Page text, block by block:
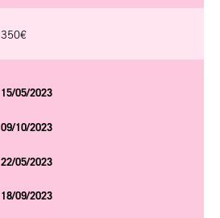
350€
15/05/2023
09/10/2023
22/05/2023
18/09/2023